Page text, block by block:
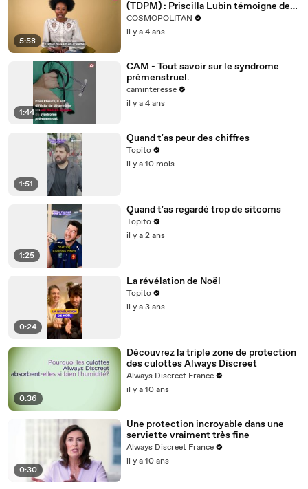
5:58
(TDPM) : Priscilla Lubin témoigne de
cette souffrance pendant les règles
COSMOPOLITAN
il y a 4 ans
1:44
CAM - Tout savoir sur le syndrome
prémenstruel.
caminteresse
il y a 4 ans
1:51
Quand t'as peur des chiffres
Topito
il y a 10 mois
1:25
Quand t'as regardé trop de sitcoms
Topito
il y a 2 ans
0:24
La révélation de Noël
Topito
il y a 3 ans
0:36
Découvrez la triple zone de protection
des culottes Always Discreet
Always Discreet France
il y a 10 ans
0:30
Une protection incroyable dans une
serviette vraiment très fine
Always Discreet France
il y a 10 ans